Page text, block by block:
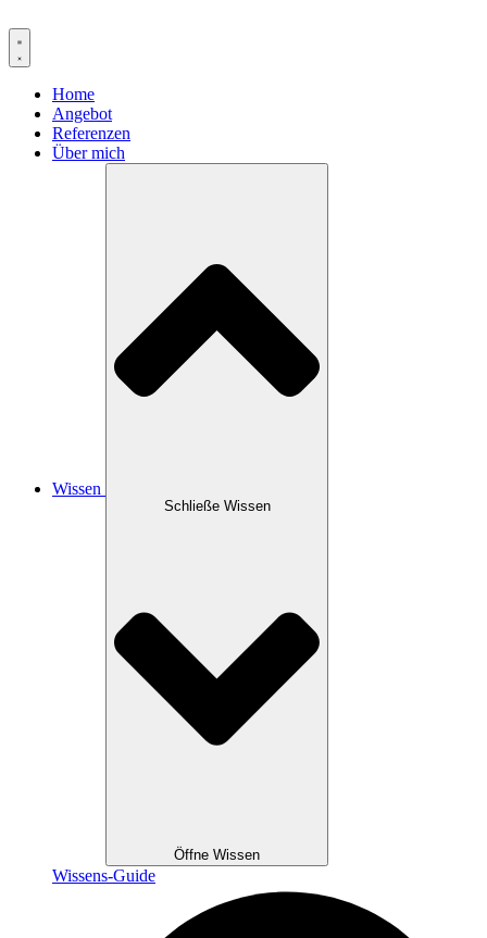
Inhalt
springen
Home
Angebot
Referenzen
Über mich
Wissen
Schließe Wissen
Öffne Wissen
Wissens-Guide